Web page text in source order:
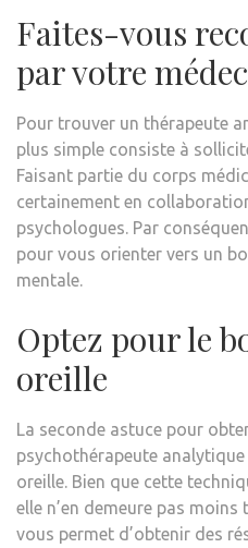
Faites-vous
par votre
Pour trouver un thérapeute
plus simple consiste à
Faisant partie du corps
certainement en
psychologues. Par
pour vous orienter vers un
mentale.
Optez pour le
oreille
La seconde astuce pour
psychothérapeute
oreille. Bien que cette
elle n’en demeure pas
vous permet d’obtenir des